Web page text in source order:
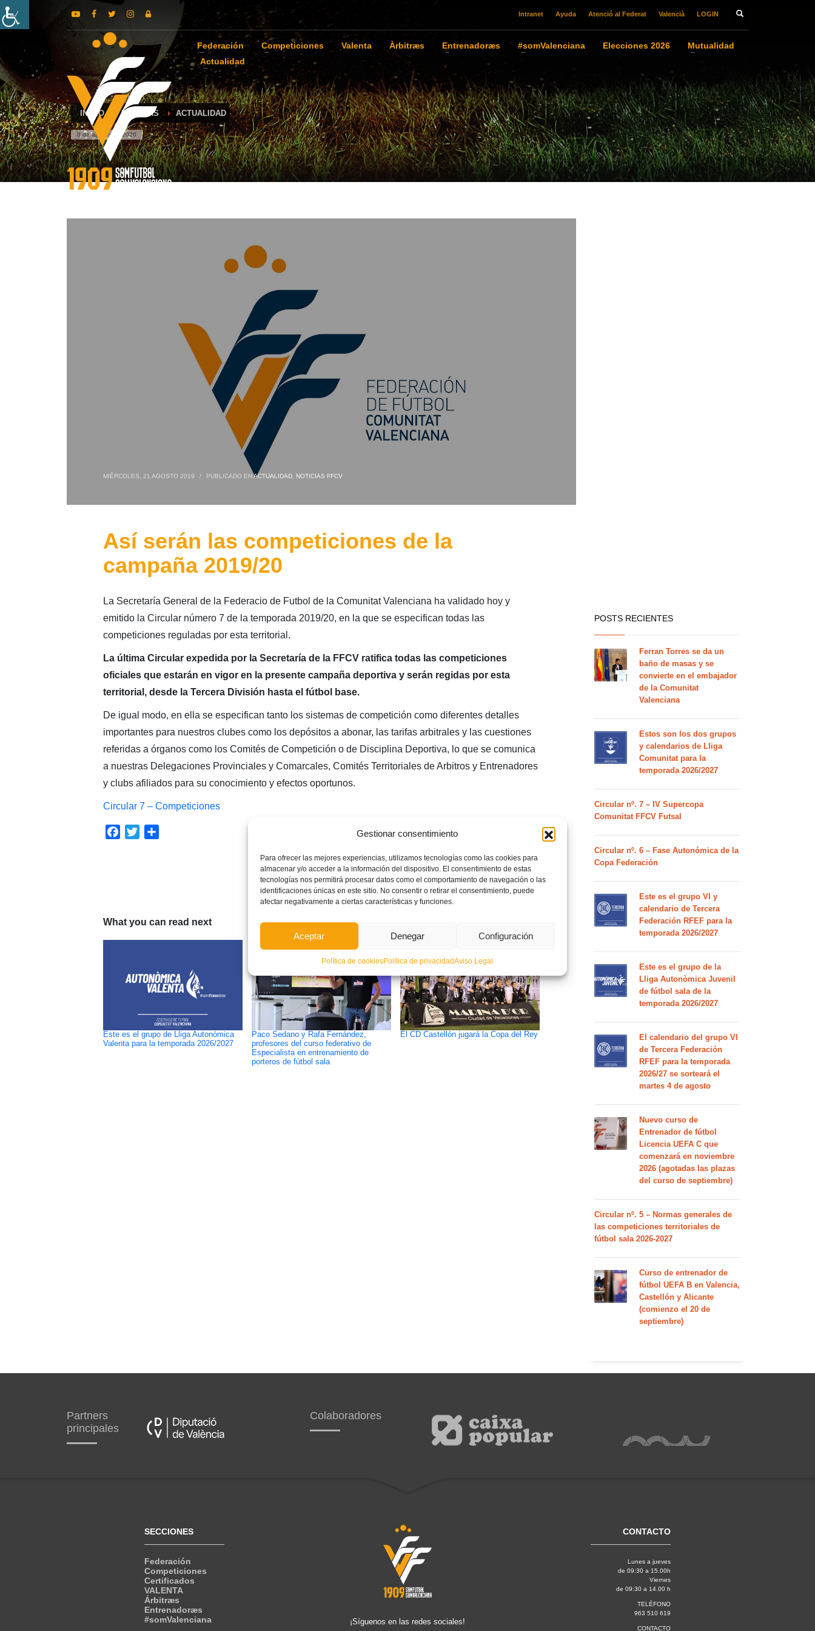
Gestionar consentimiento
Para ofrecer las mejores experiencias, utilizamos tecnologías como las cookies para
almacenar y/o acceder a la información del dispositivo. El consentimiento de estas
tecnologías nos permitirá procesar datos como el comportamiento de navegación o las
identificaciones únicas en este sitio. No consentir o retirar el consentimiento, puede
afectar negativamente a ciertas características y funciones.
Aceptar Denegar Configuración
Política de cookiesPolítica de privacidadAviso Legal
Intranet Ayuda Atenció al Federat Valencià LOGIN
Federación Competiciones Valenta Àrbitræs Entrenadoræs #somValenciana Elecciones 2026
Mutualidad
Actualidad
INICIO NOTICIAS ACTUALIDAD
8 de agosto de 2026
MIÉRCOLES, 21 AGOSTO 2019 / PUBLICADO ENACTUALIDAD, NOTICIAS FFCV
Así serán las competiciones de la
campaña 2019/20
La Secretaría General de la Federacio de Futbol de la Comunitat Valenciana ha validado hoy y
emitido la Circular número 7 de la temporada 2019/20, en la que se especifican todas las
competiciones reguladas por esta territorial.
La última Circular expedida por la Secretaría de la FFCV ratifica todas las competiciones
oficiales que estarán en vigor en la presente campaña deportiva y serán regidas por esta
territorial, desde la Tercera División hasta el fútbol base.
De igual modo, en ella se especifican tanto los sistemas de competición como diferentes detalles
importantes para nuestros clubes como los depósitos a abonar, las tarifas arbitrales y las cuestiones
referidas a órganos como los Comités de Competición o de Disciplina Deportiva, lo que se comunica
a nuestras Delegaciones Provinciales y Comarcales, Comités Territoriales de Arbitros y Entrenadores
y clubs afiliados para su conocimiento y efectos oportunos.
Circular 7 – Competiciones
Facebook
Twitter
ETIQUETADO BAJO:
CIRCULARES,COMPETICIONES
What you can read next
Este es el grupo de Lliga Autonòmica
Valenta para la temporada 2026/2027
Paco Sedano y Rafa Fernández,
profesores del curso federativo de
Especialista en entrenamiento de
porteros de fútbol sala
El CD Castellón jugará la Copa del Rey
POSTS RECIENTES
Ferran Torres se da un
baño de masas y se
convierte en el embajador
de la Comunitat
Valenciana
Estos son los dos grupos
y calendarios de Lliga
Comunitat para la
temporada 2026/2027
Circular nº. 7 – IV Supercopa
Comunitat FFCV Futsal
Circular nº. 6 – Fase Autonómica de la
Copa Federación
Este es el grupo VI y
calendario de Tercera
Federación RFEF para la
temporada 2026/2027
Este es el grupo de la
Lliga Autonòmica Juvenil
de fútbol sala de la
temporada 2026/2027
El calendario del grupo VI
de Tercera Federación
RFEF para la temporada
2026/27 se sorteará el
martes 4 de agosto
Nuevo curso de
Entrenador de fútbol
Licencia UEFA C que
comenzará en noviembre
2026 (agotadas las plazas
del curso de septiembre)
Circular nº. 5 – Normas generales de
las competiciones territoriales de
fútbol sala 2026-2027
Curso de entrenador de
fútbol UEFA B en Valencia,
Castellón y Alicante
(comienzo el 20 de
septiembre)
Partners
principales
Colaboradores
SECCIONES
Federación
Competiciones
Certificados
VALENTA
Árbitræs
Entrenadoræs
#somValenciana
¡Síguenos en las redes sociales!
CONTACTO
Lunes a jueves
de 09:30 a 15.00h
Viernes
de 09:30 a 14.00 h
TELÉFONO
963 510 619
CONTACTO